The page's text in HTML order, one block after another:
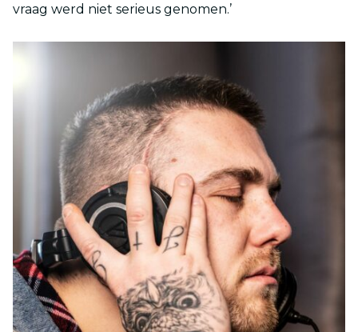
vraag werd niet serieus genomen.’